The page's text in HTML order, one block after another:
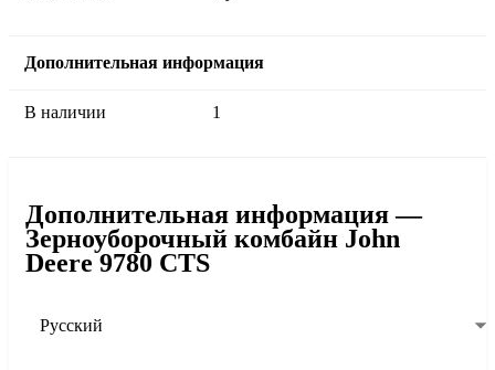
Дополнительная информация
В наличии 1
Дополнительная информация —
Зерноуборочный комбайн John
Deere 9780 CTS
Русский